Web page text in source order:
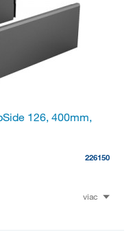
126, 400mm,
226150
viac